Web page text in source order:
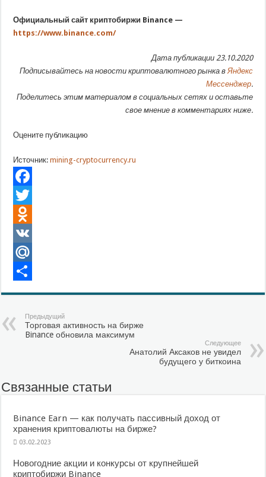
Официальный сайт криптобиржи Binance —
https://www.binance.com/
Дата публикации 23.10.2020
Подписывайтесь на новости криптовалютного рынка вЯндекс
Мессенджер.
Поделитесь этим материалом в социальных сетях и оставьте
свое мнение в комментариях ниже.
Оцените публикацию
Источник: mining-cryptocurrency.ru
Facebook
Twitter
Odnoklassniki
VK
Mail.Ru
Предыдущий
Торговая активность на бирже
Binance обновила максимум
Следующее
Анатолий Аксаков не увидел
будущего у биткоина
Связанные статьи
Binance Earn — как получать пассивный доход от
хранения криптовалюты на бирже?
03.02.2023
Новогодние акции и конкурсы от крупнейшей
криптобиржи Binance